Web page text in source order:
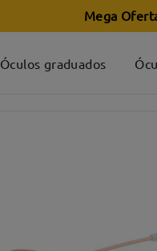
Mega
Óculos graduados